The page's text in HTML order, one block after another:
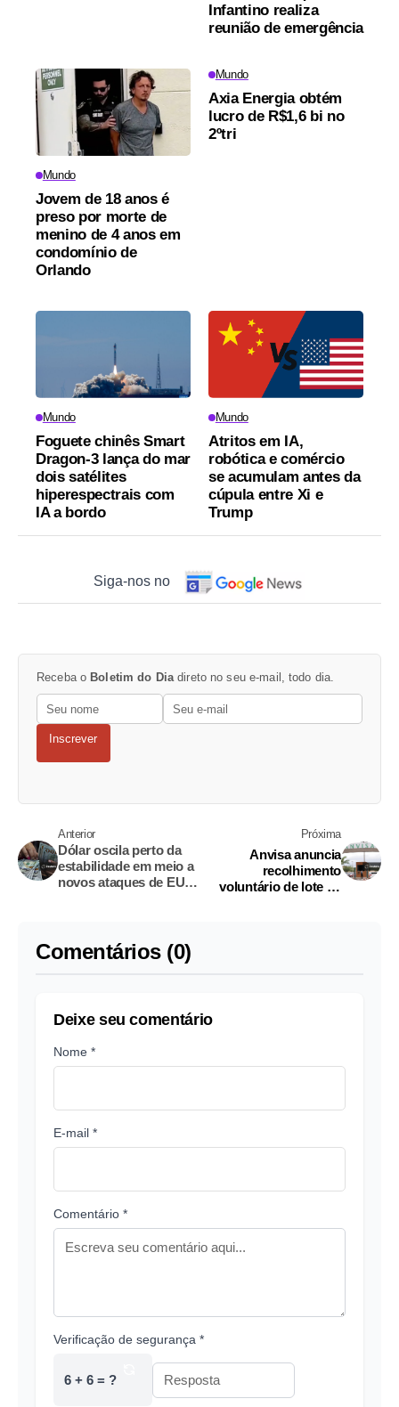
Infantino realiza
reunião de emergência
Mundo
Jovem de 18 anos é
preso por morte de
menino de 4 anos em
condomínio de
Orlando
Mundo
Axia Energia obtém
lucro de R$1,6 bi no
2ºtri
Mundo
Foguete chinês Smart
Dragon-3 lança do mar
dois satélites
hiperespectrais com
IA a bordo
Mundo
Atritos em IA,
robótica e comércio
se acumulam antes da
cúpula entre Xi e
Trump
Siga-nos no
Receba o Boletim do Dia direto no seu e-mail, todo dia.
Inscrever
Anterior
Dólar oscila perto da
estabilidade em meio a
novos ataques de EUA
Próxima
Anvisa anuncia
recolhimento
voluntário de lote de
Comentários (0)
Deixe seu comentário
Nome *
E-mail *
Comentário *
Verificação de segurança *
6 + 6 = ?